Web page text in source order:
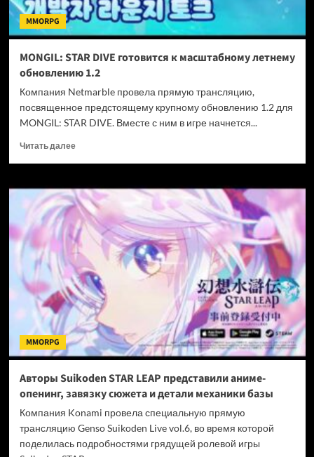
этот
раз
бесполезно
MMORPG
MONGIL: STAR DIVE готовится к масштабному летнему
обновлению 1.2
Компания Netmarble провела прямую трансляцию,
посвященное предстоящему крупному обновлению 1.2 для
MONGIL: STAR DIVE. Вместе с ним в игре начнется...
Читать далееПрочитать
STAR
DIVE
готовится
к
масштабному
летнему
обновлению
1.2
MMORPG
Авторы Suikoden STAR LEAP представили аниме-
опенинг, завязку сюжета и детали механики базы
Компания Konami провела специальную прямую
трансляцию Genso Suikoden Live vol.6, во время которой
поделилась подробностями грядущей ролевой игры